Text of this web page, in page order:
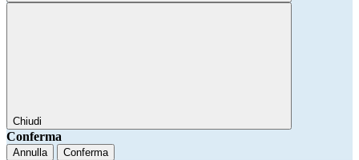
Chiudi
Conferma
Annulla Conferma